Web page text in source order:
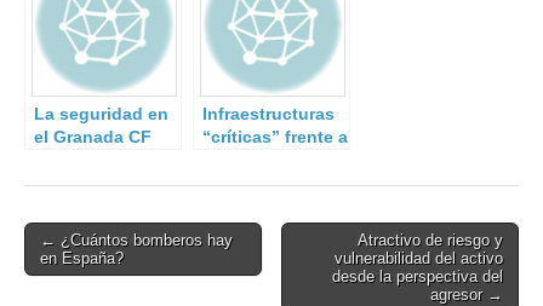
organizado.
La seguridad en
el Granada CF
Entrevista a José
Seguridad.
Infraestructuras
“críticas” frente a
extremos
Post
navigation
← ¿Cuántos bomberos hay
en España?
Atractivo de riesgo y
vulnerabilidad del activo
desde la perspectiva del
agresor →